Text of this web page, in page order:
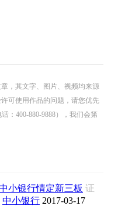
，其文字、图片、视频均来源
可使用作品的问题，请您优先
：400-880-9888），我们会第
小银行情定新三板 证
中小银行 2017-03-17